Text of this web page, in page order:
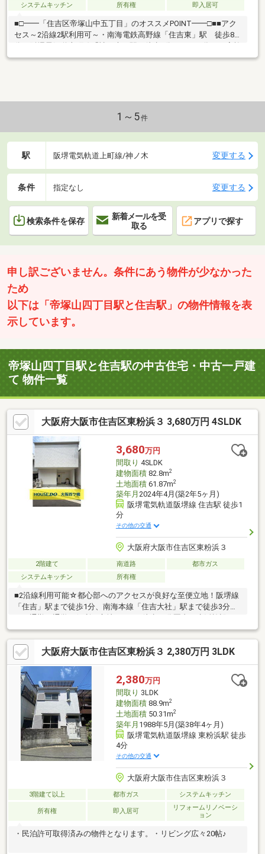
システムキッチン
所有権 即入居可
■□━━「住吉区帝塚山中五丁目」のオススメPOINT━━□■■アク
セス～2沿線2駅利用可～・南海電鉄高野線「住吉東」駅 徒歩8
のプライベート空間が作りやすいです◎■南側バルコニー、明る
レ、ガス給湯器、モニターフォン張替：クロス、床フロアタイ
ル、畳表替え塗装：外壁一部(軒天 玄関・ベランダ下)、浴槽ベ
1～5件
駅 阪堺電気軌道上町線/神ノ木 変更する
条件 指定なし 変更する
検索条件を保存
新着メールを受
取る
アプリで探す
申し訳ございません。条件にあう物件が少なかった
ため
以下は「帝塚山四丁目駅と住吉駅」の物件情報を表
示しています。
帝塚山四丁目駅と住吉駅の中古住宅・中古一戸建
て 物件一覧
大阪府大阪市住吉区東粉浜３ 3,680万円 4SLDK
3,680万円
間取り 4SLDK
建物面積82.8m2
土地面積61.87m2
築年月 2024年4月(築2年5ヶ月)
阪堺電気軌道阪堺線 住吉駅 徒歩1
分
その他の交通
大阪府大阪市住吉区東粉浜３
2階建て 南道路
都市ガス
システムキッチン
所有権
■2沿線利用可能☆都心部へのアクセスが良好な至便立地！阪堺線
「住吉」駅まで徒歩1分、南海本線「住吉大社」駅まで徒歩3分と
揃う、暮らしやすい住環境♪日常のお買い物に便利なスーパーや、
活気ある粉浜商店街が身近に揃います。さらに、緑豊かな公園も
近くにあり、子育てファミリー層に人気のエリアです◎■令和6年
4月築の築浅戸建て築浅で室内もきれいに使用されているため、気
持ちよく新生活をスタートできます☆カースペースも完備してお
り、愛車を敷地内に駐車可能です！■すっきり暮らせる豊富な収
納スペース☆1階のウォークインクローゼッ…
大阪府大阪市住吉区東粉浜３ 2,380万円 3LDK
2,380万円
間取り 3LDK
建物面積88.9m2
土地面積50.31m2
築年月 1988年5月(築38年4ヶ月)
阪堺電気軌道阪堺線 東粉浜駅 徒歩
4分
その他の交通
大阪府大阪市住吉区東粉浜３
3階建て以上 都市ガス システムキッチン
所有権 即入居可
リフォームリノベーシ
ョン
・民泊許可取得済みの物件となります。・リビング広々20帖♪